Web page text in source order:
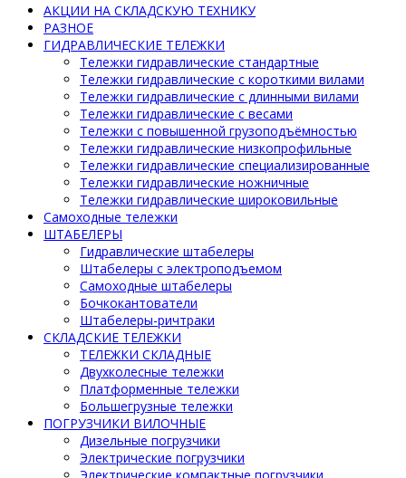
АКЦИИ НА СКЛАДСКУЮ ТЕХНИКУ
РАЗНОЕ
ГИДРАВЛИЧЕСКИЕ ТЕЛЕЖКИ
Тележки гидравлические стандартные
Тележки гидравлические с короткими вилами
Тележки гидравлические с длинными вилами
Тележки гидравлические с весами
Тележки с повышенной грузоподъёмностью
Тележки гидравлические низкопрофильные
Тележки гидравлические специализированные
Тележки гидравлические ножничные
Тележки гидравлические широковильные
Самоходные тележки
ШТАБЕЛЕРЫ
Гидравлические штабелеры
Штабелеры с электроподъемом
Самоходные штабелеры
Бочкокантователи
Штабелеры-ричтраки
СКЛАДСКИЕ ТЕЛЕЖКИ
ТЕЛЕЖКИ СКЛАДНЫЕ
Двухколесные тележки
Платформенные тележки
Большегрузные тележки
ПОГРУЗЧИКИ ВИЛОЧНЫЕ
Дизельные погрузчики
Электрические погрузчики
Электрические компактные погрузчики